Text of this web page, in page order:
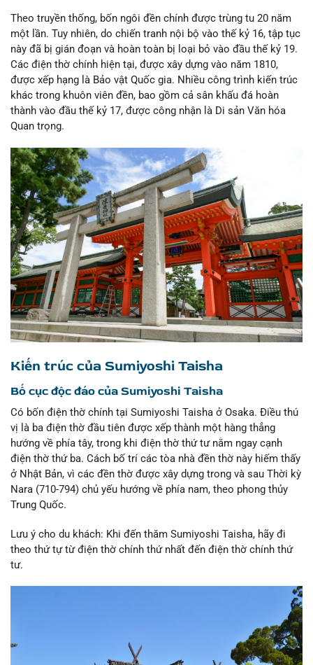
Theo truyền thống, bốn ngôi đền chính được trùng tu 20 năm
một lần. Tuy nhiên, do chiến tranh nội bộ vào thế kỷ 16, tập tục
này đã bị gián đoạn và hoàn toàn bị loại bỏ vào đầu thế kỷ 19.
Các điện thờ chính hiện tại, được xây dựng vào năm 1810,
được xếp hạng là Bảo vật Quốc gia. Nhiều công trình kiến trúc
khác trong khuôn viên đền, bao gồm cả sân khấu đá hoàn
thành vào đầu thế kỷ 17, được công nhận là Di sản Văn hóa
Quan trọng.
Kiến trúc của Sumiyoshi Taisha
Bố cục độc đáo của Sumiyoshi Taisha
Có bốn điện thờ chính tại Sumiyoshi Taisha ở Osaka. Điều thú
vị là ba điện thờ đầu tiên được xếp thành một hàng thẳng
hướng về phía tây, trong khi điện thờ thứ tư nằm ngay cạnh
điện thờ thứ ba. Cách bố trí các tòa nhà đền thờ này hiếm thấy
ở Nhật Bản, vì các đền thờ được xây dựng trong và sau Thời kỳ
Nara (710-794) chủ yếu hướng về phía nam, theo phong thủy
Trung Quốc.
Lưu ý cho du khách: Khi đến thăm Sumiyoshi Taisha, hãy đi
theo thứ tự từ điện thờ chính thứ nhất đến điện thờ chính thứ
tư.